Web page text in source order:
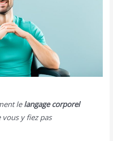
le langage corporel
y fiez pas